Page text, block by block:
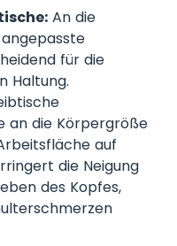
An die
für die
Haltung.
an die Körpergröße
auf
die Neigung
des Kopfes,